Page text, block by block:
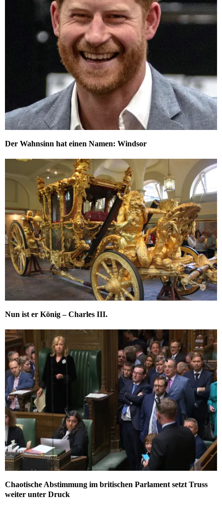
Der Wahnsinn hat einen Namen: Windsor
Nun ist er König – Charles III.
Chaotische Abstimmung im britischen Parlament setzt Truss
weiter unter Druck